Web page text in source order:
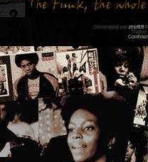
Développé par phpBB®
Traduit